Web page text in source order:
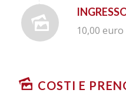
10,00 euro
COSTI E